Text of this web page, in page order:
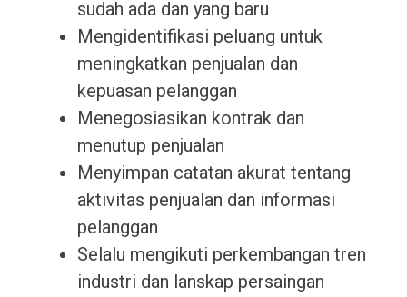
sudah ada dan yang baru
Mengidentifikasi peluang untuk
meningkatkan penjualan dan
kepuasan pelanggan
Menegosiasikan kontrak dan
menutup penjualan
Menyimpan catatan akurat tentang
aktivitas penjualan dan informasi
pelanggan
Selalu mengikuti perkembangan tren
industri dan lanskap persaingan